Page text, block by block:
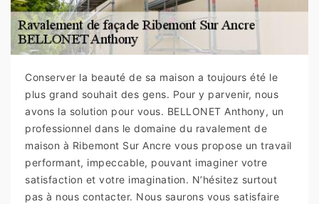
Conserver la beauté de sa maison a toujours été le
plus grand souhait des gens. Pour y parvenir, nous
avons la solution pour vous. BELLONET Anthony, un
professionnel dans le domaine du ravalement de
maison à Ribemont Sur Ancre vous propose un travail
performant, impeccable, pouvant imaginer votre
satisfaction et votre imagination. N’hésitez surtout
pas à nous contacter. Nous saurons vous satisfaire